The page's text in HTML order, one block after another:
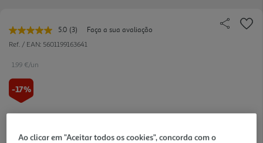
5.0 Leu
3
(3)
Faça a sua avaliação
Ref. / EAN: 5601199163641
1.99 €/un
-17%
Price reduced from
2,39 €to
1,99 €
Ao clicar em "Aceitar todos os cookies", concorda com o